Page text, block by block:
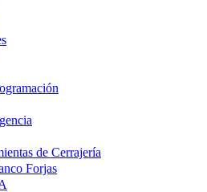
de Cerrajería
Forjas